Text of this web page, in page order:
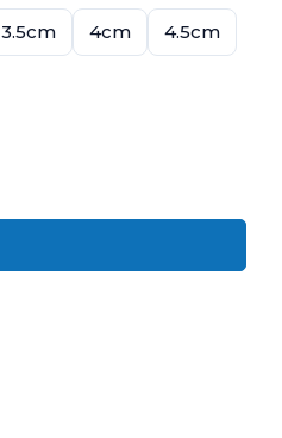
3.5cm 4cm 4.5cm